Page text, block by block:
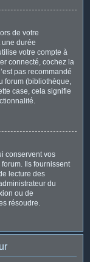
lors de votre
durée
votre compte à
connecté, cochez la
pas recommandé
forum (bibliothèque,
case, cela signifie
conservent vos
Ils fournissent
lecture des
du
ou de
résoudre.